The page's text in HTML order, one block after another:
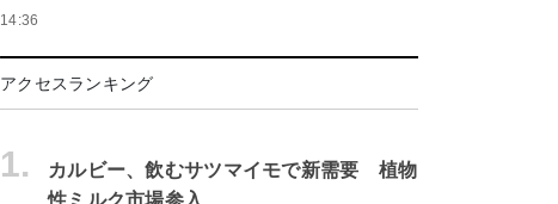
14:36
アクセスランキング
1.
カルビー、飲むサツマイモで新需要 植物
性ミルク市場参入